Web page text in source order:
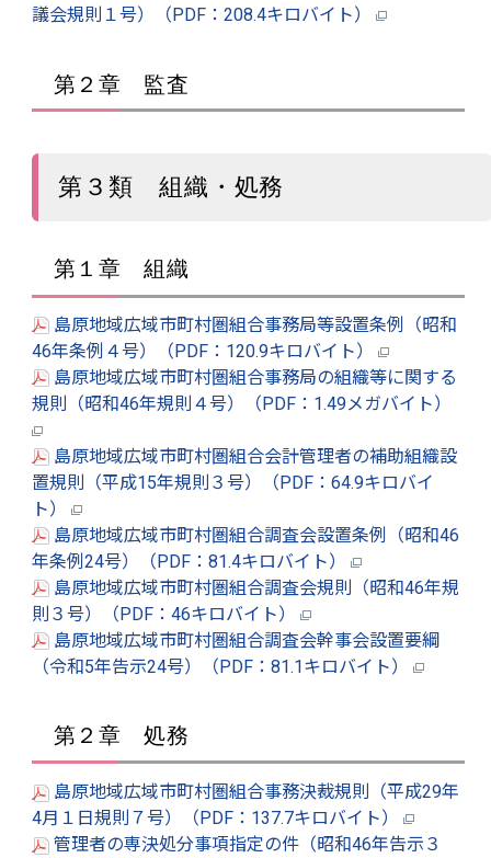
議会規則１号）（PDF：208.4キロバイト）
第２章 監査
第３類 組織・処務
第１章 組織
島原地域広域市町村圏組合事務局等設置条例（昭和
46年条例４号）（PDF：120.9キロバイト）
島原地域広域市町村圏組合事務局の組織等に関する
規則（昭和46年規則４号）（PDF：1.49メガバイト）
島原地域広域市町村圏組合会計管理者の補助組織設
置規則（平成15年規則３号）（PDF：64.9キロバイ
ト）
島原地域広域市町村圏組合調査会設置条例（昭和46
年条例24号）（PDF：81.4キロバイト）
島原地域広域市町村圏組合調査会規則（昭和46年規
則３号）（PDF：46キロバイト）
島原地域広域市町村圏組合調査会幹事会設置要綱
（令和5年告示24号）（PDF：81.1キロバイト）
第２章 処務
島原地域広域市町村圏組合事務決裁規則（平成29年
4月１日規則７号）（PDF：137.7キロバイト）
管理者の専決処分事項指定の件（昭和46年告示３